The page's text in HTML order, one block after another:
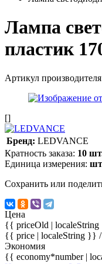
Лампа
пластик
Артикул производителя
[]
Бренд: LEDVANCE
Кратность заказа: 10
Единица измерения:
Сохранить или
Цена
{{ priceOld |
{{ price | localeString }}
Экономия
{{ economy*number |